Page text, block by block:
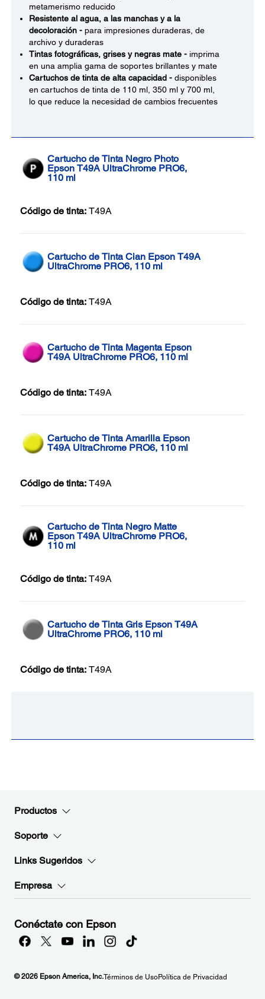
metamerismo reducido
Resistente al agua, a las manchas y a la
decoloración - para impresiones duraderas, de
archivo y duraderas
Tintas fotográficas, grises y negras mate - imprima
en una amplia gama de soportes brillantes y mate
Cartuchos de tinta de alta capacidad - disponibles
en cartuchos de tinta de 110 ml, 350 ml y 700 ml,
lo que reduce la necesidad de cambios frecuentes
Cartucho de Tinta Negro Photo
Epson T49A UltraChrome PRO6,
110 ml
Código de tinta: T49A
Cartucho de Tinta Cian Epson T49A
UltraChrome PRO6, 110 ml
Código de tinta: T49A
Cartucho de Tinta Magenta Epson
T49A UltraChrome PRO6, 110 ml
Código de tinta: T49A
Cartucho de Tinta Amarilla Epson
T49A UltraChrome PRO6, 110 ml
Código de tinta: T49A
Cartucho de Tinta Negro Matte
Epson T49A UltraChrome PRO6,
110 ml
Código de tinta: T49A
Cartucho de Tinta Gris Epson T49A
UltraChrome PRO6, 110 ml
Código de tinta: T49A
Productos
Soporte
Links Sugeridos
Empresa
Conéctate con Epson
© 2026 Epson America, Inc.Términos de UsoPolítica de Privacidad